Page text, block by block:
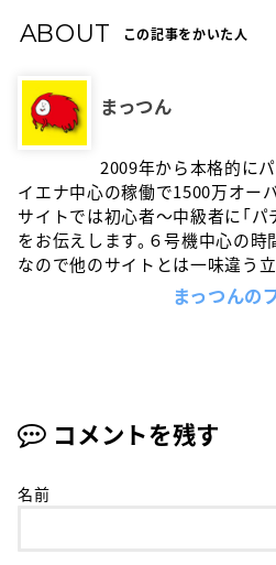
ABOUT この記事をかいた人
まっつん
2009年から本格的に
イエナ中心の稼働で1500万オー
サイトでは初心者〜中級者に「パ
をお伝えします。６号機中心の
なので他のサイトとは一味違う
まっつんの
コメントを残す
名前